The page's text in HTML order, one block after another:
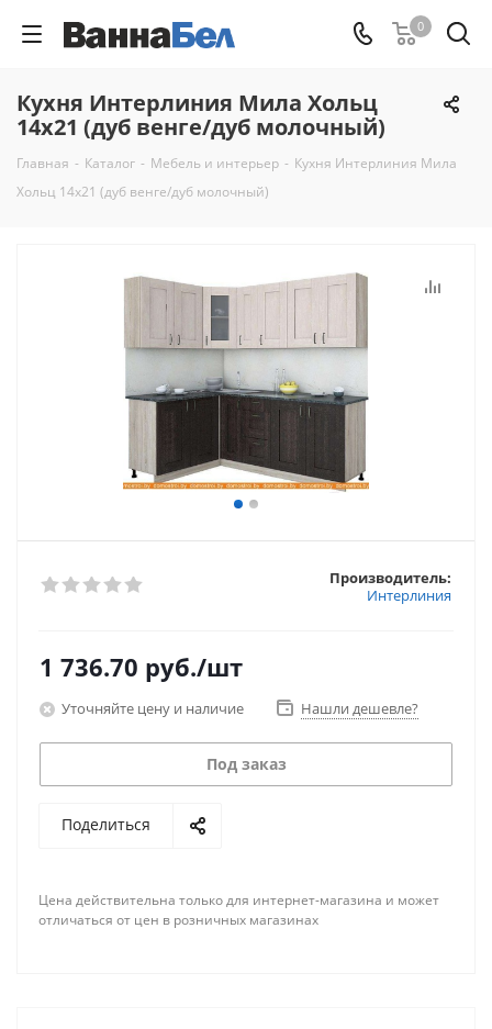
0
Кухня Интерлиния Мила Хольц
14x21 (дуб венге/дуб молочный)
Главная - Каталог - Мебель и интерьер - Кухня Интерлиния Мила
Хольц 14x21 (дуб венге/дуб молочный)
Производитель:
Интерлиния
1 736.70 руб./шт
Уточняйте цену и наличие Нашли дешевле?
Под заказ
Поделиться
Цена действительна только для интернет-магазина и может
отличаться от цен в розничных магазинах